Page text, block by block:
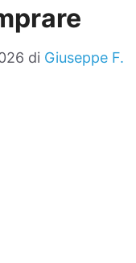
di Giuseppe F.